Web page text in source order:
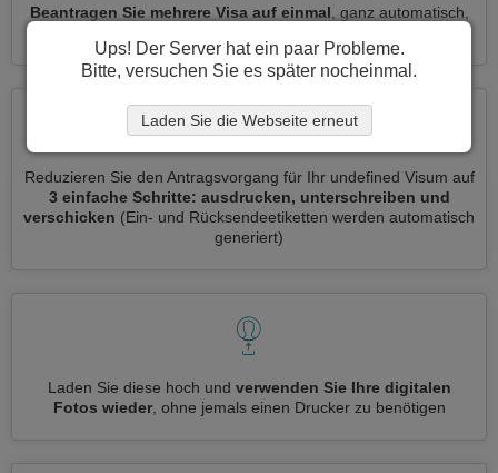
Beantragen Sie mehrere Visa auf einmal , ganz automatisch,
Reduzieren Sie den Antragsvorgang für Ihr undefined Visum auf
3 einfache Schritte: ausdrucken, unterschreiben und
verschicken (Ein- und Rücksendeetiketten werden automatisch
generiert)
Laden Sie diese hoch und verwenden Sie Ihre digitalen
Fotos wieder, ohne jemals einen Drucker zu benötigen
Ups! Der Server hat ein paar Probleme.
Bitte, versuchen Sie es später nocheinmal.
Laden Sie die Webseite erneut